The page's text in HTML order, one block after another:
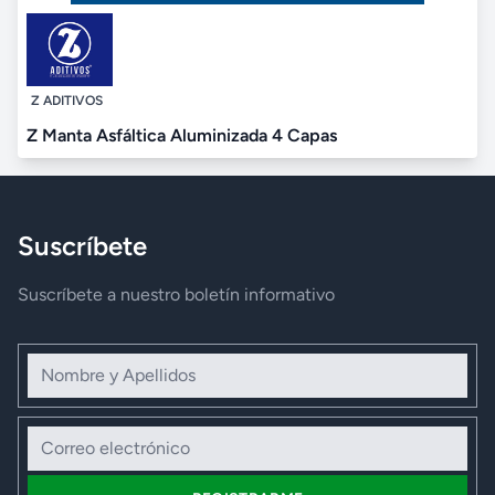
Z ADITIVOS
Z Manta Asfáltica Aluminizada 4 Capas
Suscríbete
Suscríbete a nuestro boletín informativo
Nombre y Apellidos
Correo electrónico